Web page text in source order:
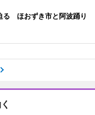
る ほおずき市と阿波踊り